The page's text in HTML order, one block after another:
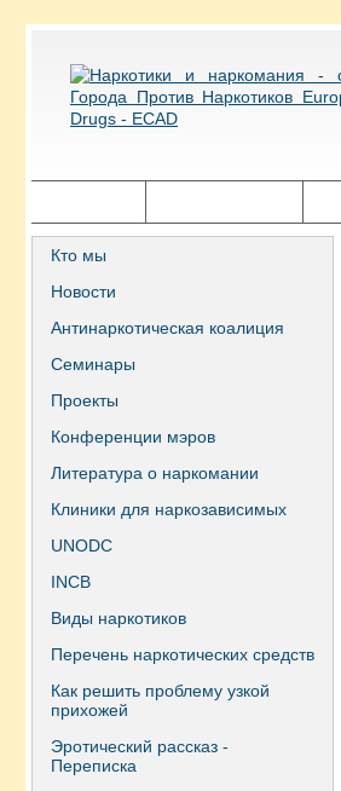
Кто мы
Новости
Антинаркотическая коалиция
Семинары
Проекты
Конференции мэров
Литература о наркомании
Клиники для наркозависимых
UNODC
INCB
Виды наркотиков
Перечень наркотических средств
Как решить проблему узкой
прихожей
Эротический рассказ -
Переписка